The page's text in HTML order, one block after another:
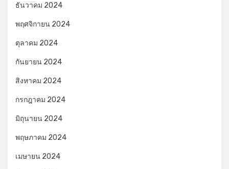
ธันวาคม 2024
พฤศจิกายน 2024
ตุลาคม 2024
กันยายน 2024
สิงหาคม 2024
กรกฎาคม 2024
มิถุนายน 2024
พฤษภาคม 2024
เมษายน 2024